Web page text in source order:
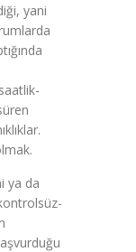
yani
ya da